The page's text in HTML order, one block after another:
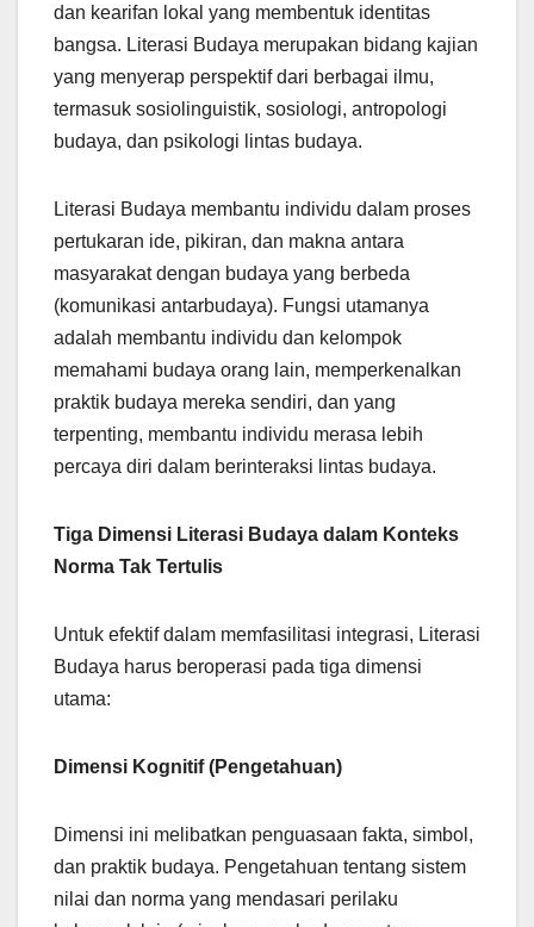
dan kearifan lokal yang membentuk identitas
bangsa. Literasi Budaya merupakan bidang kajian
yang menyerap perspektif dari berbagai ilmu,
termasuk sosiolinguistik, sosiologi, antropologi
budaya, dan psikologi lintas budaya.
Literasi Budaya membantu individu dalam proses
pertukaran ide, pikiran, dan makna antara
masyarakat dengan budaya yang berbeda
(komunikasi antarbudaya). Fungsi utamanya
adalah membantu individu dan kelompok
memahami budaya orang lain, memperkenalkan
praktik budaya mereka sendiri, dan yang
terpenting, membantu individu merasa lebih
percaya diri dalam berinteraksi lintas budaya.
Tiga Dimensi Literasi Budaya dalam Konteks
Norma Tak Tertulis
Untuk efektif dalam memfasilitasi integrasi, Literasi
Budaya harus beroperasi pada tiga dimensi
utama:
Dimensi Kognitif (Pengetahuan)
Dimensi ini melibatkan penguasaan fakta, simbol,
dan praktik budaya. Pengetahuan tentang sistem
nilai dan norma yang mendasari perilaku